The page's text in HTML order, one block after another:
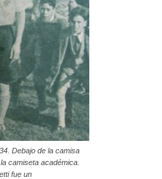
Debajo de la camisa
camiseta académica.
fue un